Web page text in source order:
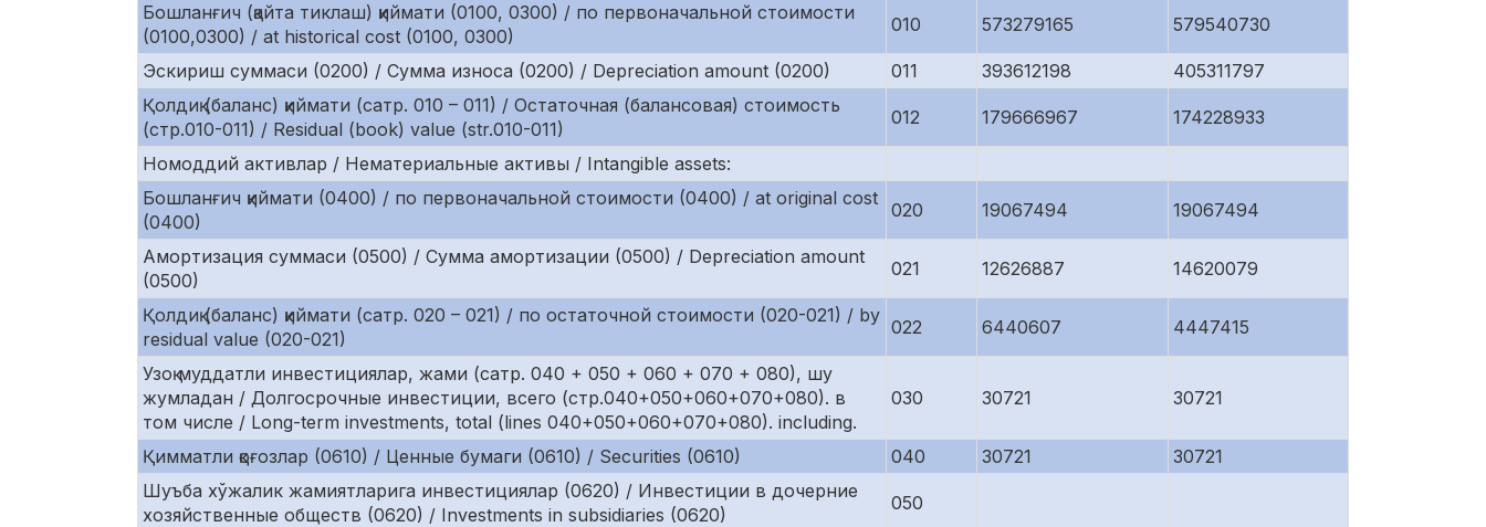
Бошланғич (қайта тиклаш) қиймати (0100, 0300) / по первоначальной стоимости
(0100,0300) / at historical cost (0100, 0300)
010 573279165 579540730
Эскириш суммаси (0200) / Сумма износа (0200) / Depreciation amount (0200) 011 393612198
405311797
Қолдиқ (баланс) қиймати (сатр. 010 – 011) / Остаточная (балансовая) стоимость
(стр.010-011) / Residual (book) value (str.010-011)
012 179666967 174228933
Номоддий активлар / Нематериальные активы / Intangible assets:
Бошланғич қиймати (0400) / по первоначальной стоимости (0400) / at original cost
(0400)
020 19067494 19067494
Амортизация суммаси (0500) / Сумма амортизации (0500) / Depreciation amount
(0500)
021 12626887 14620079
Қолдиқ (баланс) қиймати (сатр. 020 – 021) / по остаточной стоимости (020-021) / by
residual value (020-021)
022 6440607 4447415
Узоқ муддатли инвестициялар, жами (сатр. 040 + 050 + 060 + 070 + 080), шу
жумладан / Долгосрочные инвестиции, всего (стр.040+050+060+070+080). в
том числе / Long-term investments, total (lines 040+050+060+070+080). including.
030 30721 30721
Қимматли қоғозлар (0610) / Ценные бумаги (0610) / Securities (0610) 040 30721
30721
Шуъба хўжалик жамиятларига инвестициялар (0620) / Инвестиции в дочерние
хозяйственные обществ (0620) / Investments in subsidiaries (0620)
050